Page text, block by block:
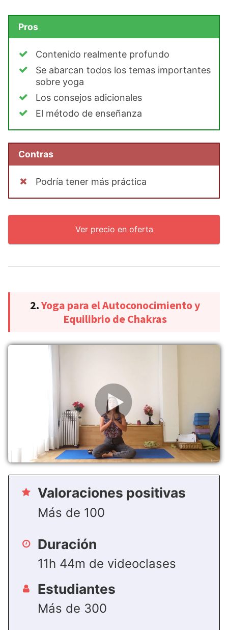
Pros
Contenido realmente profundo
Se abarcan todos los temas importantes
sobre yoga
Los consejos adicionales
El método de enseñanza
Contras
Podría tener más práctica
Ver precio en oferta
2.Yoga para el Autoconocimiento y
Equilibrio de Chakras
Valoraciones positivas
Más de 100
Duración
11h 44m de videoclases
Estudiantes
Más de 300